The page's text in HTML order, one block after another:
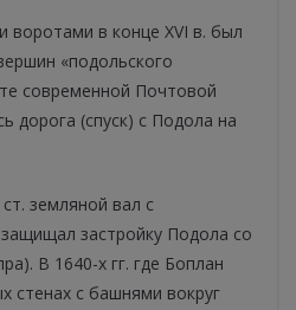
воротами в конце XVI в. был
«подольского
современной Почтовой
дорога (спуск) с Подола на
земляной вал с
застройку Подола со
В 1640-х гг. где Боплан
стенах с башнями вокруг